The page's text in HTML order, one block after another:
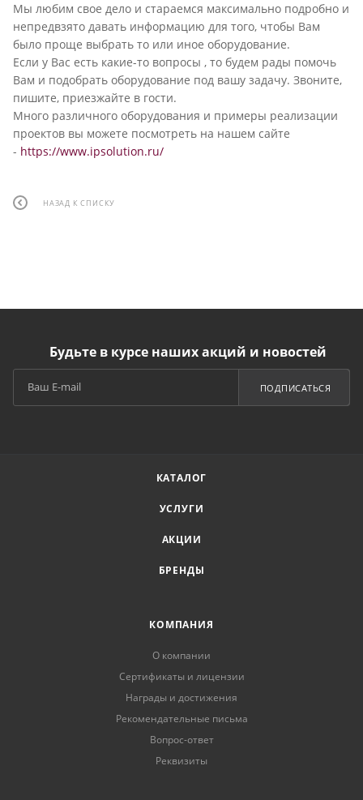
Мы любим свое дело и стараемся максимально подробно и
непредвзято давать информацию для того, чтобы Вам
было проще выбрать то или иное оборудование.
Если у Вас есть какие-то вопросы , то будем рады помочь
Вам и подобрать оборудование под вашу задачу. Звоните,
пишите, приезжайте в гости.
Много различного оборудования и примеры реализации
проектов вы можете посмотреть на нашем сайте
- https://www.ipsolution.ru/
НАЗАД К СПИСКУ
Будьте в курсе наших акций и новостей
ПОДПИСАТЬСЯ
КАТАЛОГ
УСЛУГИ
АКЦИИ
БРЕНДЫ
КОМПАНИЯ
О компании
Сертификаты и лицензии
Награды и достижения
Рекомендательные письма
Вопрос-ответ
Реквизиты